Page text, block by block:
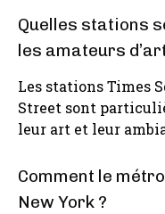
Quelles stations
les amateurs
Les stations Times
Street sont
leur art et leur
Comment le
New York ?